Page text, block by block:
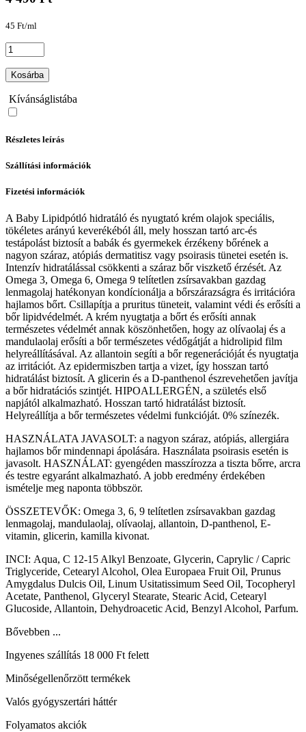
45 Ft/ml
Kosárba
Kívánságlistába
Részletes leírás
Szállítási információk
Fizetési információk
A Baby Lipidpótló hidratáló és nyugtató krém olajok speciális,
tökéletes arányú keverékéból áll, mely hosszan tartó arc-és
testápolást biztosít a babák és gyermekek érzékeny bőrének a
nagyon száraz, atópiás dermatitisz vagy psoirasis tünetei esetén is.
Intenzív hidratálással csökkenti a száraz bőr viszkető érzését. Az
Omega 3, Omega 6, Omega 9 telítetlen zsírsavakban gazdag
lenmagolaj hatékonyan kondícionálja a bőrszárazságra és irritációra
hajlamos bőrt. Csillapítja a pruritus tüneteit, valamint védi és erősíti a
bőr lipidvédelmét. A krém nyugtatja a bőrt és erősíti annak
természetes védelmét annak köszönhetően, hogy az olívaolaj és a
mandulaolaj erősíti a bőr természetes védőgátját a hidrolipid film
helyreállításával. Az allantoin segíti a bőr regenerációját és nyugtatja
az irritációt. Az epidermiszben tartja a vizet, így hosszan tartó
hidratálást biztosít. A glicerin és a D-panthenol észrevehetően javítja
a bőr hidratációs szintjét. HIPOALLERGÉN, a születés első
napjától alkalmazható. Hosszan tartó hidratálást biztosít.
Helyreállítja a bőr természetes védelmi funkcióját. 0% színezék.
HASZNÁLATA JAVASOLT: a nagyon száraz, atópiás, allergiára
hajlamos bőr mindennapi ápolására. Használata psoirasis esetén is
javasolt. HASZNÁLAT: gyengéden masszírozza a tiszta bőrre, arcra
és testre egyaránt alkalmazható. A jobb eredmény érdekében
ismételje meg naponta többször.
ÖSSZETEVŐK: Omega 3, 6, 9 telítetlen zsírsavakban gazdag
lenmagolaj, mandulaolaj, olívaolaj, allantoin, D-panthenol, E-
vitamin, glicerin, kamilla kivonat.
INCI: Aqua, C 12-15 Alkyl Benzoate, Glycerin, Caprylic / Capric
Triglyceride, Cetearyl Alcohol, Olea Europaea Fruit Oil, Prunus
Amygdalus Dulcis Oil, Linum Usitatissimum Seed Oil, Tocopheryl
Acetate, Panthenol, Glyceryl Stearate, Stearic Acid, Cetearyl
Glucoside, Allantoin, Dehydroacetic Acid, Benzyl Alcohol, Parfum.
Bővebben ...
Ingyenes szállítás 18 000 Ft felett
Minőségellenőrzött termékek
Valós gyógyszertári háttér
Folyamatos akciók